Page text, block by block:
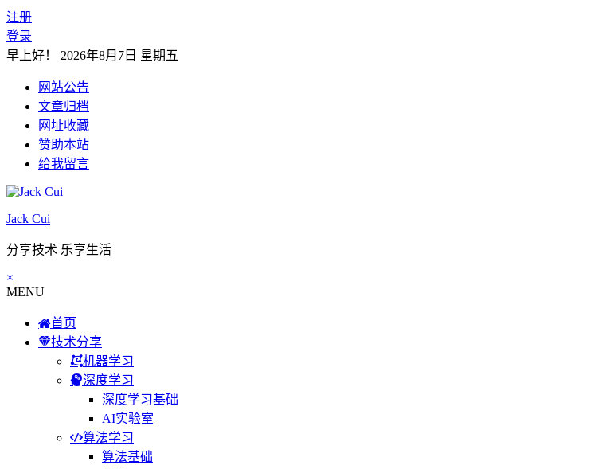
注册
登录
早上好！ 2026年8月7日 星期五
网站公告
文章归档
网址收藏
赞助本站
给我留言
Jack Cui
分享技术 乐享生活
×
MENU
首页
技术分享
机器学习
深度学习
深度学习基础
AI实验室
算法学习
算法基础